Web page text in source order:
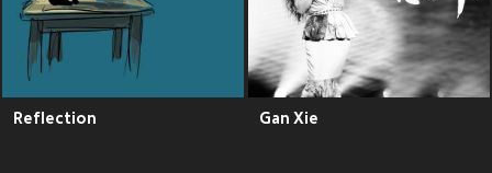
Reflection Gan Xie